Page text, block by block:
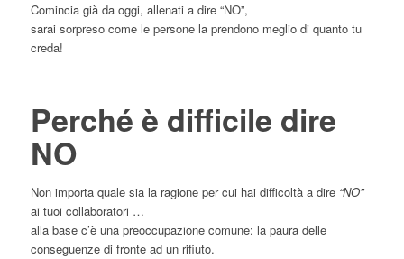
Comincia già da oggi, allenati a dire “NO”,
sarai sorpreso come le persone la prendono meglio di quanto tu
creda!
Perché è difficile dire
NO
Non importa quale sia la ragione per cui hai difficoltà a dire“NO”
ai tuoi collaboratori …
alla base c’è una preoccupazione comune: la paura delle
conseguenze di fronte ad un rifiuto.